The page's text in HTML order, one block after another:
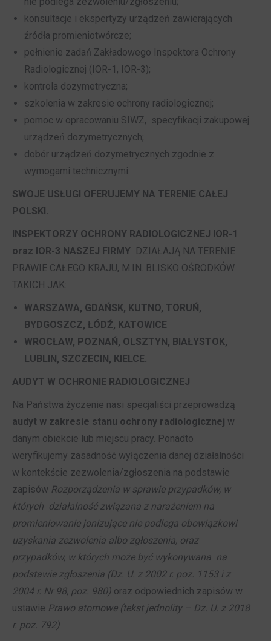
konsultacje i ekspertyzy urządzeń zawierających
źródła promieniotwórcze;
pełnienie zadań Zakładowego Inspektora Ochrony
Radiologicznej (IOR-1, IOR-3);
kontrola dozymetryczna;
szkolenia w zakresie ochrony radiologicznej;
pomoc w opracowaniu SIWZ, specyfikacji zakupowej
urządzeń dozymetrycznych;
dobór urządzeń dozymetrycznych zgodnie z
wymogami technicznymi.
SWOJE USŁUGI OFERUJEMY NA TERENIE CAŁEJ
POLSKI.
INSPEKTORZY OCHRONY RADIOLOGICZNEJ IOR-1
oraz IOR-3 NASZEJ FIRMY DZIAŁAJĄ NA TERENIE
PRAWIE CAŁEGO KRAJU, M.IN. BLISKO OŚRODKÓW
TAKICH JAK:
WARSZAWA, GDAŃSK, KUTNO, TORUŃ,
BYDGOSZCZ, ŁÓDŹ, KATOWICE
WROCŁAW, POZNAŃ, OLSZTYN, BIAŁYSTOK,
LUBLIN, SZCZECIN, KIELCE.
AUDYT W OCHRONIE RADIOLOGICZNEJ
Na Państwa życzenie nasi specjaliści przeprowadzą
audyt w zakresie stanu ochrony radiologicznej w
danym obiekcie lub miejscu pracy. Ponadto
weryfikujemy zasadność wyłączenia danej działalności
w kontekście zezwolenia/zgłoszenia na podstawie
zapisów Rozporządzenia w sprawie przypadków, w
których działalność związana z narażeniem na
promieniowanie jonizujące nie podlega obowiązkowi
uzyskania zezwolenia albo zgłoszenia, oraz
przypadków, w których może być wykonywana na
podstawie zgłoszenia (Dz. U. z 2002 r. poz. 1153 i z
2004 r. Nr 98, poz. 980) oraz odpowiednich zapisów w
ustawie Prawo atomowe (tekst jednolity – Dz. U. z 2018
r. poz. 792)